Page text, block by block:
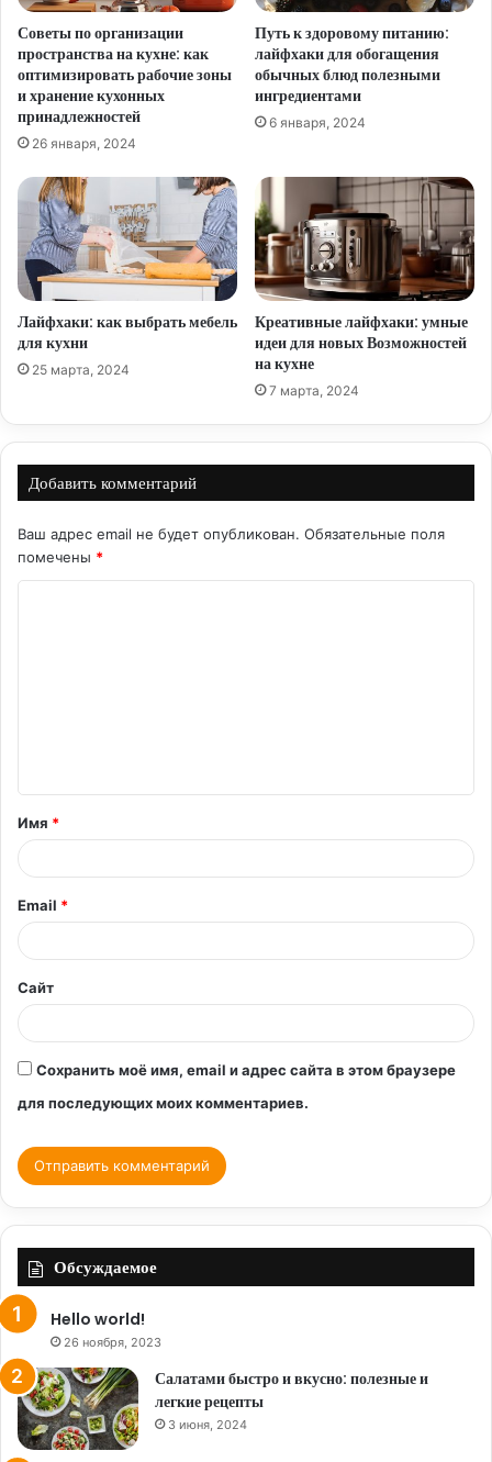
Советы по организации
пространства на кухне: как
оптимизировать рабочие зоны
и хранение кухонных
принадлежностей
26 января, 2024
Путь к здоровому питанию:
лайфхаки для обогащения
обычных блюд полезными
ингредиентами
6 января, 2024
Лайфхаки: как выбрать мебель
для кухни
25 марта, 2024
Креативные лайфхаки: умные
идеи для новых Возможностей
на кухне
7 марта, 2024
Добавить комментарий
Ваш адрес email не будет опубликован. Обязательные поля
помечены *
т
а
й
*
Имя *
Email *
Сайт
Сохранить моё имя, email и адрес сайта в этом браузере
для последующих моих комментариев.
Обсуждаемое
Hello world!
26 ноября, 2023
Салатами быстро и вкусно: полезные и
легкие рецепты
3 июня, 2024